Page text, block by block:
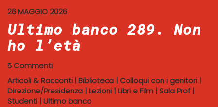
26 MAGGIO 2026
Ultimo banco 289. Non
ho l’età
5 Commenti
Articoli & Racconti | Biblioteca | Colloqui con i genitori |
Direzione/Presidenza | Lezioni | Libri e Film | Sala Prof|
Studenti | Ultimo banco